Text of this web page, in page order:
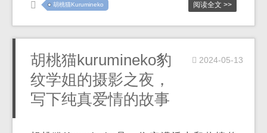
胡桃猫Kurumineko 阅读全文 >>
胡桃猫kurumineko豹
纹学姐的摄影之夜，
写下纯真爱情的故事
2024-05-13